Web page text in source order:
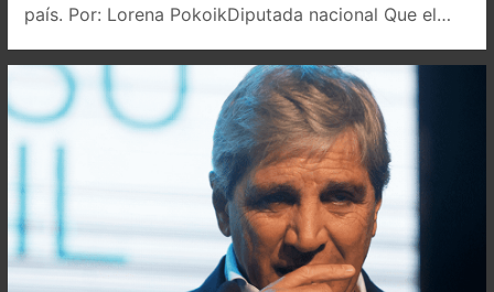
país. Por: Lorena PokoikDiputada nacional Que el…